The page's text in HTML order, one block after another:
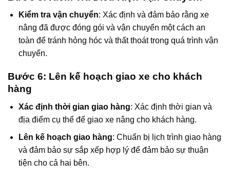
Kiểm tra vận chuyển: Xác định và đảm bảo rằng xe
nâng đã được đóng gói và vận chuyển một cách an
toàn để tránh hỏng hóc và thất thoát trong quá trình vận
chuyển.
Bước 6: Lên kế hoạch giao xe cho khách
hàng
Xác định thời gian giao hàng: Xác định thời gian và
địa điểm cụ thể để giao xe nâng cho khách hàng.
Lên kế hoạch giao hàng: Chuẩn bị lịch trình giao hàng
và đảm bảo sự sắp xếp hợp lý để đảm bảo sự thuận
tiện cho cả hai bên.